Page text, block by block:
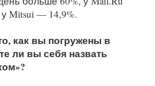
Mitsui — 14,9%.
как вы погружены в
ли вы себя назвать